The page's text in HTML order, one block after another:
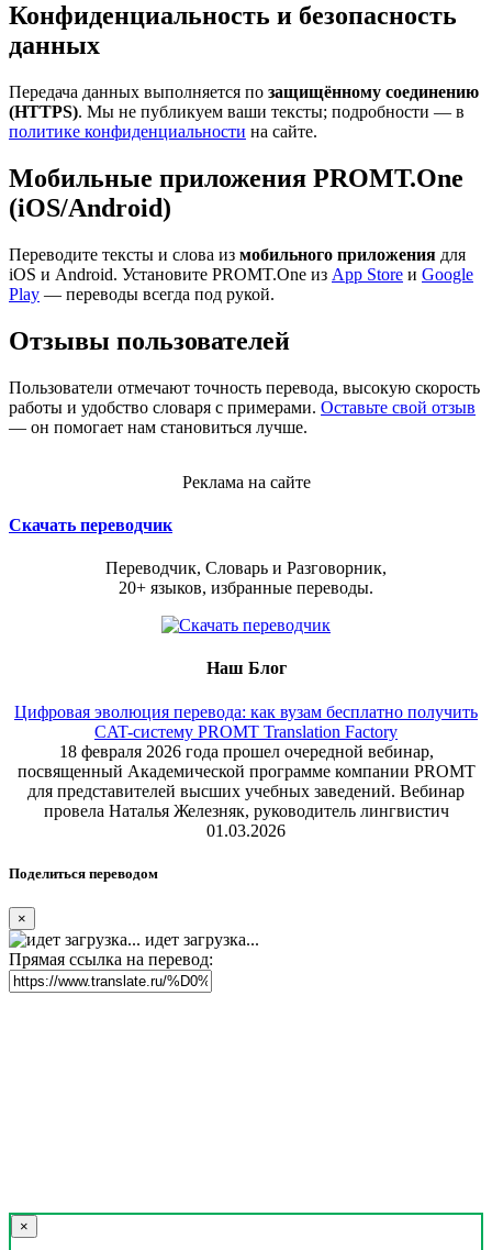
Конфиденциальность и безопасность
данных
Передача данных выполняется по защищённому соединению
(HTTPS). Мы не публикуем ваши тексты; подробности — в
политике конфиденциальности на сайте.
Мобильные приложения PROMT.One
(iOS/Android)
Переводите тексты и слова из мобильного приложения для
iOS и Android. Установите PROMT.One из App Store и Google
Play — переводы всегда под рукой.
Отзывы пользователей
Пользователи отмечают точность перевода, высокую скорость
работы и удобство словаря с примерами. Оставьте свой отзыв
— он помогает нам становиться лучше.
Реклама на сайте
Скачать переводчик
Переводчик, Словарь и Разговорник,
20+ языков, избранные переводы.
Наш Блог
Цифровая эволюция перевода: как вузам бесплатно получить
CAT-систему PROMT Translation Factory
18 февраля 2026 года прошел очередной вебинар,
посвященный Академической программе компании PROMT
для представителей высших учебных заведений. Вебинар
провела Наталья Железняк, руководитель лингвистич
01.03.2026
Поделиться переводом
×
идет загрузка...
Прямая ссылка на перевод:
×